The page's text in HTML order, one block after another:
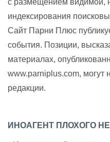
с размещением видимой,
индексирования
Сайт Парни Плюс
события. Позиции,
материалах,
www.parniplus.com, могут
редакции.
ИНОАГЕНТ ПЛОХОГО